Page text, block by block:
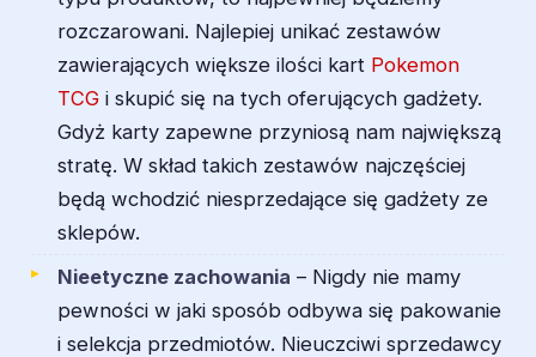
rozczarowani. Najlepiej unikać zestawów
zawierających większe ilości kart Pokemon
TCG i skupić się na tych oferujących gadżety.
Gdyż karty zapewne przyniosą nam największą
stratę. W skład takich zestawów najczęściej
będą wchodzić niesprzedające się gadżety ze
sklepów.
Nieetyczne zachowania – Nigdy nie mamy
pewności w jaki sposób odbywa się pakowanie
i selekcja przedmiotów. Nieuczciwi sprzedawcy